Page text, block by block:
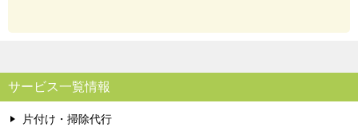
サービス一覧情報
片付け・掃除代行